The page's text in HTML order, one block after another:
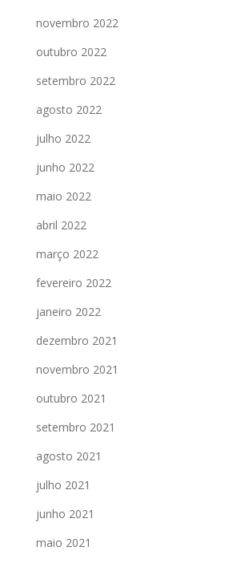
novembro 2022
outubro 2022
setembro 2022
agosto 2022
julho 2022
junho 2022
maio 2022
abril 2022
março 2022
fevereiro 2022
janeiro 2022
dezembro 2021
novembro 2021
outubro 2021
setembro 2021
agosto 2021
julho 2021
junho 2021
maio 2021